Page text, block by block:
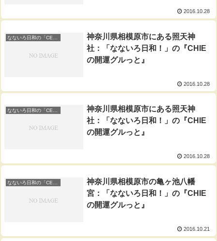
2016.10.28
なないろ日和の「CEIEの開運ぐるっと」
神奈川県相模原市にある照天神
社：「なないろ日和！」の『CHIE
の開運グルっと』
2016.10.28
神奈川県相模原市にある照天神
社：「なないろ日和！」の『CHIE
の開運グルっと』
2016.10.28
なないろ日和の「CEIEの開運ぐるっと」
神奈川県相模原市の亀ヶ池八幡
宮：「なないろ日和！」の『CHIE
の開運グルっと』
2016.10.21